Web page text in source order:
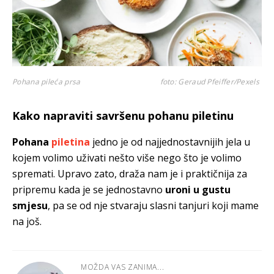
Pohana pileća prsa foto: Geraud Pfeiffer/Pexels
Kako napraviti savršenu pohanu piletinu
Pohana piletina jedno je od najjednostavnijih jela u
kojem volimo uživati nešto više nego što je volimo
spremati. Upravo zato, draža nam je i praktičnija za
pripremu kada je se jednostavno uroni u gustu
smjesu, pa se od nje stvaraju slasni tanjuri koji mame
na još.
MOŽDA VAS ZANIMA...